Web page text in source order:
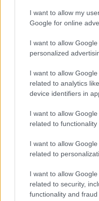
I want to allow my
Google for online
I want to allow
personalized
I want to allow
related to analytics
device identifiers in
I want to allow
related to
I want to allow
related to
I want to allow
related to security,
functionality and
«Δεν αποζητώ
ακυρώνω»,
Το μεγάλο ρεκόρ
δύσκολα θα
Νύχτα: Έβδομη
καταστήματα
Ο Ολυμπιακός
γκολ, έμεινε στο
Η μεγάλη κλήρωση
«Είχα για 2,5
πατέρα μου για
της μητέρας μου»,
Μυστρά